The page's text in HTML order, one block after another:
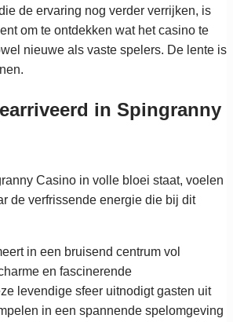
de ervaring nog verder verrijken, is
om te ontdekken wat het casino te
nieuwe als vaste spelers. De lente is
in Spingranny
Casino in volle bloei staat, voelen
de verfrissende energie die bij dit
in een bruisend centrum vol
en fascinerende
levendige sfeer uitnodigt gasten uit
in een spannende spelomgeving